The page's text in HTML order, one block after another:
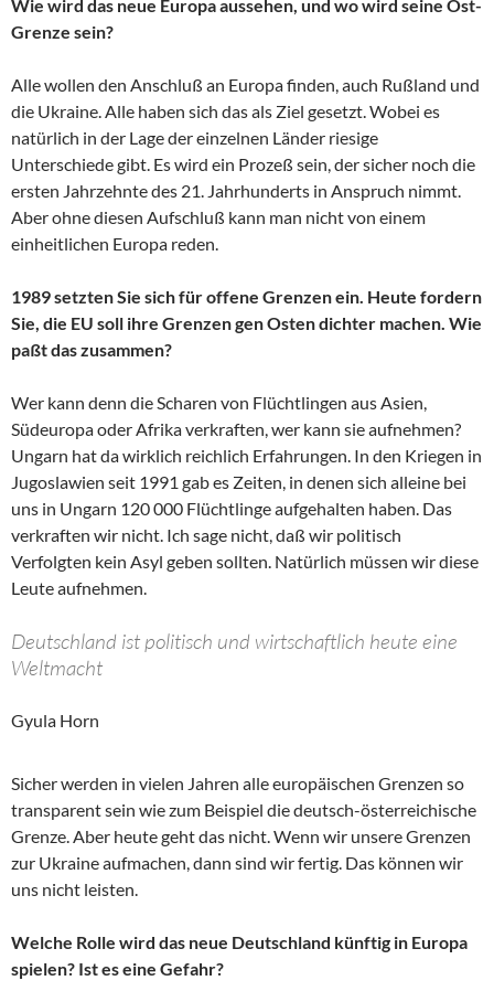
Wie wird das neue Europa aussehen, und wo wird seine Ost-
Grenze sein?
Alle wollen den Anschluß an Europa finden, auch Rußland und
die Ukraine. Alle haben sich das als Ziel gesetzt. Wobei es
natürlich in der Lage der einzelnen Länder riesige
Unterschiede gibt. Es wird ein Prozeß sein, der sicher noch die
ersten Jahrzehnte des 21. Jahrhunderts in Anspruch nimmt.
Aber ohne diesen Aufschluß kann man nicht von einem
einheitlichen Europa reden.
1989 setzten Sie sich für offene Grenzen ein. Heute fordern
Sie, die EU soll ihre Grenzen gen Osten dichter machen. Wie
paßt das zusammen?
Wer kann denn die Scharen von Flüchtlingen aus Asien,
Südeuropa oder Afrika verkraften, wer kann sie aufnehmen?
Ungarn hat da wirklich reichlich Erfahrungen. In den Kriegen in
Jugoslawien seit 1991 gab es Zeiten, in denen sich alleine bei
uns in Ungarn 120 000 Flüchtlinge aufgehalten haben. Das
verkraften wir nicht. Ich sage nicht, daß wir politisch
Verfolgten kein Asyl geben sollten. Natürlich müssen wir diese
Leute aufnehmen.
Deutschland ist politisch und wirtschaftlich heute eine
Weltmacht
Gyula Horn
Sicher werden in vielen Jahren alle europäischen Grenzen so
transparent sein wie zum Beispiel die deutsch-österreichische
Grenze. Aber heute geht das nicht. Wenn wir unsere Grenzen
zur Ukraine aufmachen, dann sind wir fertig. Das können wir
uns nicht leisten.
Welche Rolle wird das neue Deutschland künftig in Europa
spielen? Ist es eine Gefahr?